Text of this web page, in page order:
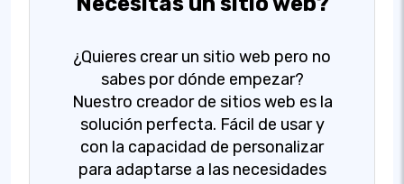
¿Quieres crear un sitio web pero no
sabes por dónde empezar?
Nuestro creador de sitios web es la
solución perfecta. Fácil de usar y
con la capacidad de personalizar
para adaptarse a las necesidades